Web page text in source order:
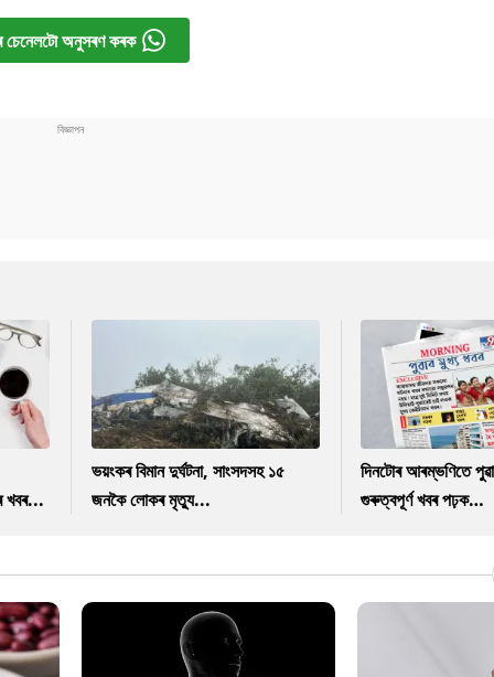
চেনেলটো অনুসৰণ কৰক
খবৰ...
ভয়ংকৰ বিমান দুৰ্ঘটনা, সাংসদসহ ১৫
জনকৈ লোকৰ মৃত্যু...
দিনটোৰ আৰম্ভণিতে
গুৰুত্বপূৰ্ণ খবৰ পঢ়ক…